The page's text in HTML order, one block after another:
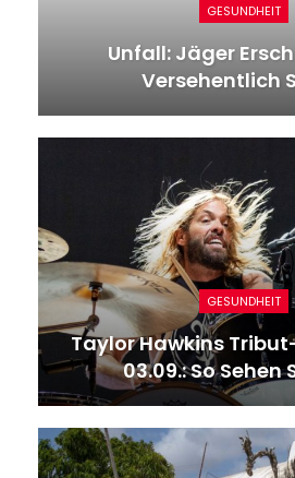
GESUNDHEIT
Unfall: Jäger
Versehentlich
GESUNDHEIT
Taylor Hawkins
03.09.: So Sehen